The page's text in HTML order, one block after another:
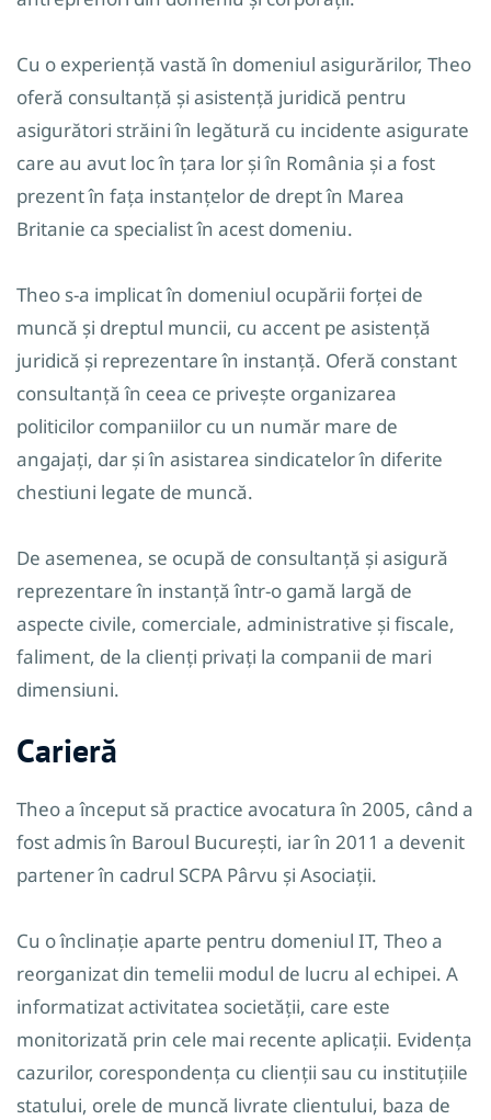
Cu o experiență vastă în domeniul asigurărilor, Theo
oferă consultanță și asistență juridică pentru
asigurători străini în legătură cu incidente asigurate
care au avut loc în țara lor și în România și a fost
prezent în fața instanțelor de drept în Marea
Britanie ca specialist în acest domeniu.
Theo s-a implicat în domeniul ocupării forței de
muncă și dreptul muncii, cu accent pe asistență
juridică și reprezentare în instanță. Oferă constant
consultanță în ceea ce privește organizarea
politicilor companiilor cu un număr mare de
angajați, dar și în asistarea sindicatelor în diferite
chestiuni legate de muncă.
De asemenea, se ocupă de consultanță și asigură
reprezentare în instanță într-o gamă largă de
aspecte civile, comerciale, administrative și fiscale,
faliment, de la clienți privați la companii de mari
dimensiuni.
Carieră
Theo a început să practice avocatura în 2005, când a
fost admis în Baroul București, iar în 2011 a devenit
partener în cadrul SCPA Pârvu și Asociații.
Cu o înclinație aparte pentru domeniul IT, Theo a
reorganizat din temelii modul de lucru al echipei. A
informatizat activitatea societății, care este
monitorizată prin cele mai recente aplicații. Evidența
cazurilor, corespondența cu clienții sau cu instituțiile
statului, orele de muncă livrate clientului, baza de